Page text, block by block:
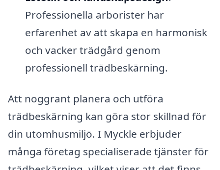
Professionella arborister har
erfarenhet av att skapa en harmonisk
och vacker trädgård genom
professionell trädbeskärning.
Att noggrant planera och utföra
trädbeskärning kan göra stor skillnad för
din utomhusmiljö. I Myckle erbjuder
många företag specialiserade tjänster för